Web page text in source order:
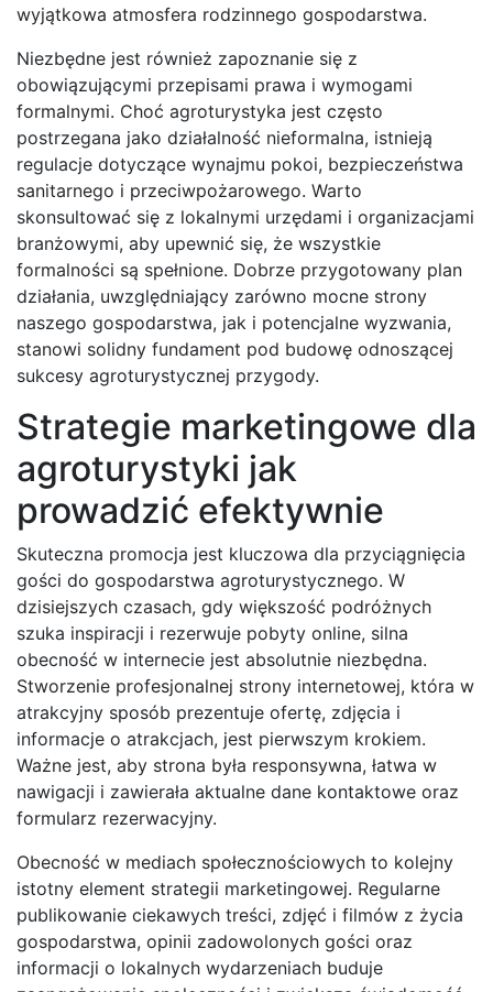
wyjątkowa atmosfera rodzinnego gospodarstwa.
Niezbędne jest również zapoznanie się z
obowiązującymi przepisami prawa i wymogami
formalnymi. Choć agroturystyka jest często
postrzegana jako działalność nieformalna, istnieją
regulacje dotyczące wynajmu pokoi, bezpieczeństwa
sanitarnego i przeciwpożarowego. Warto
skonsultować się z lokalnymi urzędami i organizacjami
branżowymi, aby upewnić się, że wszystkie
formalności są spełnione. Dobrze przygotowany plan
działania, uwzględniający zarówno mocne strony
naszego gospodarstwa, jak i potencjalne wyzwania,
stanowi solidny fundament pod budowę odnoszącej
sukcesy agroturystycznej przygody.
Strategie marketingowe dla
agroturystyki jak
prowadzić efektywnie
Skuteczna promocja jest kluczowa dla przyciągnięcia
gości do gospodarstwa agroturystycznego. W
dzisiejszych czasach, gdy większość podróżnych
szuka inspiracji i rezerwuje pobyty online, silna
obecność w internecie jest absolutnie niezbędna.
Stworzenie profesjonalnej strony internetowej, która w
atrakcyjny sposób prezentuje ofertę, zdjęcia i
informacje o atrakcjach, jest pierwszym krokiem.
Ważne jest, aby strona była responsywna, łatwa w
nawigacji i zawierała aktualne dane kontaktowe oraz
formularz rezerwacyjny.
Obecność w mediach społecznościowych to kolejny
istotny element strategii marketingowej. Regularne
publikowanie ciekawych treści, zdjęć i filmów z życia
gospodarstwa, opinii zadowolonych gości oraz
informacji o lokalnych wydarzeniach buduje